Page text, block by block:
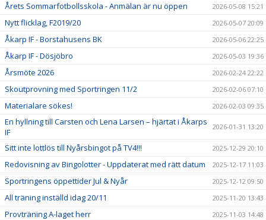
Årets Sommarfotbollsskola - Anmälan är nu öppen 2026-05-08 15:21
Nytt flicklag, F2019/20 2026-05-07 20:09
Åkarp IF - Borstahusens BK 2026-05-06 22:25
Åkarp IF - Dösjöbro 2026-05-03 19:36
Årsmöte 2026 2026-02-24 22:22
Skoutprovning med Sportringen 11/2 2026-02-06 07:10
Materialare sökes! 2026-02-03 09:35
En hyllning till Carsten och Lena Larsen – hjärtat i Åkarps
IF
2026-01-31 13:20
Sitt inte lottlös till Nyårsbingot på TV4!!! 2025-12-29 20:10
Redovisning av Bingolotter - Uppdaterat med rätt datum 2025-12-17 11:03
Sportringens öppettider Jul & Nyår 2025-12-12 09:50
All träning inställd idag 20/11 2025-11-20 13:43
Provträning A-laget herr 2025-11-03 14:48